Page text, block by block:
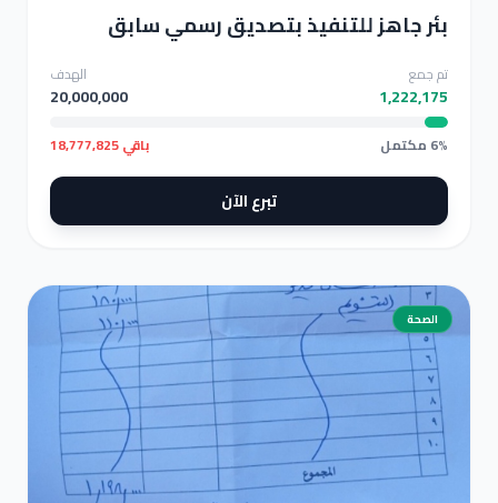
بئر جاهز للتنفيذ بتصديق رسمي سابق
تم جمع
1,222,175
الهدف
20,000,000
6% مكتمل باقي 18,777,825
تبرع الآن
الصحة